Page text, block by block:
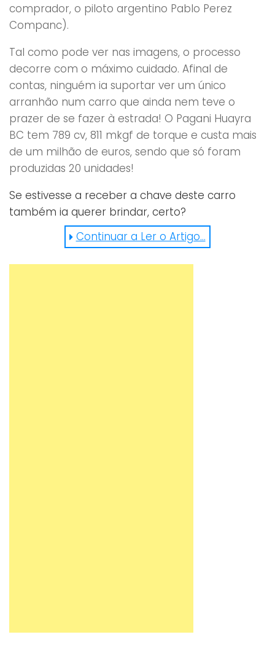
comprador, o piloto argentino Pablo Perez
Companc).
Tal como pode ver nas imagens, o processo
decorre com o máximo cuidado. Afinal de
contas, ninguém ia suportar ver um único
arranhão num carro que ainda nem teve o
prazer de se fazer à estrada! O Pagani Huayra
BC tem 789 cv, 811 mkgf de torque e custa mais
de um milhão de euros, sendo que só foram
produzidas 20 unidades!
Se estivesse a receber a chave deste carro
também ia querer brindar, certo?
Continuar a Ler o Artigo...